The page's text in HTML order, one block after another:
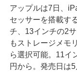
アップルは7日、
セッサーを搭載す
チ、13インチの2
もストレージメモ
ら選択可能。11イ
円から。発売日は5